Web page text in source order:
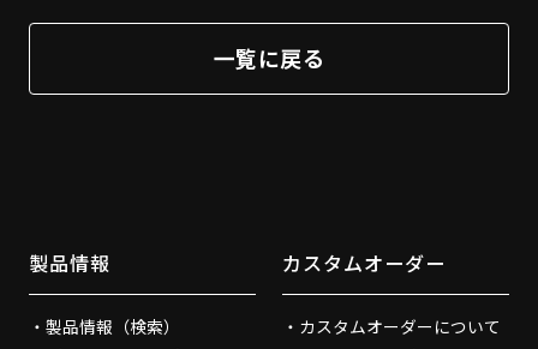
一覧に戻る
製品情報
製品情報（検索）
カスタムオーダー
カスタムオーダーについて